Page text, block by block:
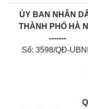
ỦY BAN NHÂN
THÀNH PHỐ HÀ
-------
Số: 3598/QĐ-